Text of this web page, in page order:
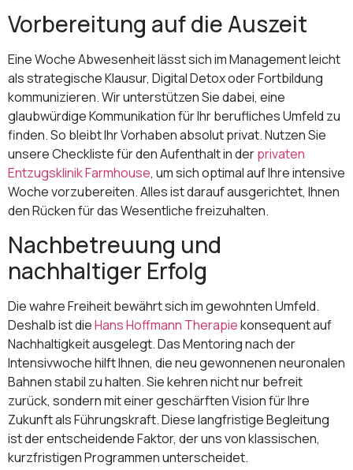
Vorbereitung auf die Auszeit
Eine Woche Abwesenheit lässt sich im Management leicht
als strategische Klausur, Digital Detox oder Fortbildung
kommunizieren. Wir unterstützen Sie dabei, eine
glaubwürdige Kommunikation für Ihr berufliches Umfeld zu
finden. So bleibt Ihr Vorhaben absolut privat. Nutzen Sie
unsere Checkliste für den Aufenthalt in derprivaten
Entzugsklinik Farmhouse, um sich optimal auf Ihre intensive
Woche vorzubereiten. Alles ist darauf ausgerichtet, Ihnen
den Rücken für das Wesentliche freizuhalten.
Nachbetreuung und
nachhaltiger Erfolg
Die wahre Freiheit bewährt sich im gewohnten Umfeld.
Deshalb ist dieHans Hoffmann Therapiekonsequent auf
Nachhaltigkeit ausgelegt. Das Mentoring nach der
Intensivwoche hilft Ihnen, die neu gewonnenen neuronalen
Bahnen stabil zu halten. Sie kehren nicht nur befreit
zurück, sondern mit einer geschärften Vision für Ihre
Zukunft als Führungskraft. Diese langfristige Begleitung
ist der entscheidende Faktor, der uns von klassischen,
kurzfristigen Programmen unterscheidet.